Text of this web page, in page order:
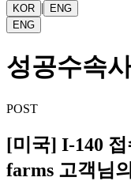
KOR |
ENG
ENG
성공수속
POST
[미국] I-140
farms 고객님